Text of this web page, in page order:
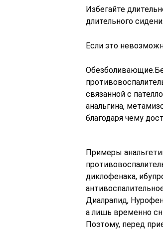
Избегайте
длительного
Если это
связанной с
анальгина,
благодаря чему
Примеры
диклофенака,
Диалрапид,
а лишь временно
Поэтому, перед